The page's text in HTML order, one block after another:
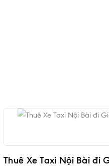
Thuê Xe Taxi Nội Bài đi